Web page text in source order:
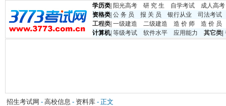
学历类 阳光高考 研 究 生 自学考试
成人高考
资格类 公 务 员 报 关 员 银行从业
司法考试
工程类 一级建造 二级建造 造 价 师
造 价 员
计算机| 等级考试 软件水平 应用能力 其它类
招生考试网 - 高校信息 - 资料库 - 正文